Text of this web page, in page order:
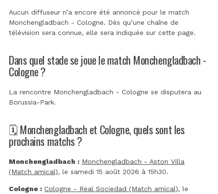
Aucun diffuseur n’a encore été annoncé pour le match
Monchengladbach - Cologne. Dès qu’une chaîne de
télévision sera connue, elle sera indiquée sur cette page.
Dans quel stade se joue le match Monchengladbach -
Cologne ?
La rencontre Monchengladbach - Cologne se disputera au
Borussia-Park.
🗓️ Monchengladbach et Cologne, quels sont les
prochains matchs ?
Monchengladbach : Monchengladbach - Aston Villa
(Match amical), le samedi 15 août 2026 à 15h30.
Cologne : Cologne - Real Sociedad (Match amical), le